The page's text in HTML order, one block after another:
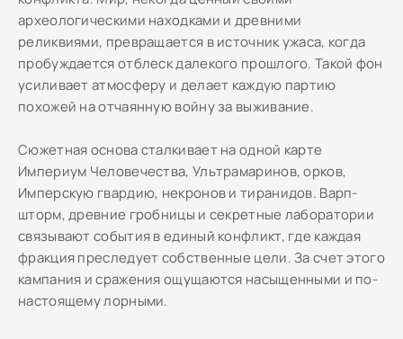
археологическими находками и древними
реликвиями, превращается в источник ужаса, когда
пробуждается отблеск далекого прошлого. Такой фон
усиливает атмосферу и делает каждую партию
похожей на отчаянную войну за выживание.
Сюжетная основа сталкивает на одной карте
Империум Человечества, Ультрамаринов, орков,
Имперскую гвардию, некронов и тиранидов. Варп-
шторм, древние гробницы и секретные лаборатории
связывают события в единый конфликт, где каждая
фракция преследует собственные цели. За счет этого
кампания и сражения ощущаются насыщенными и по-
настоящему лорными.